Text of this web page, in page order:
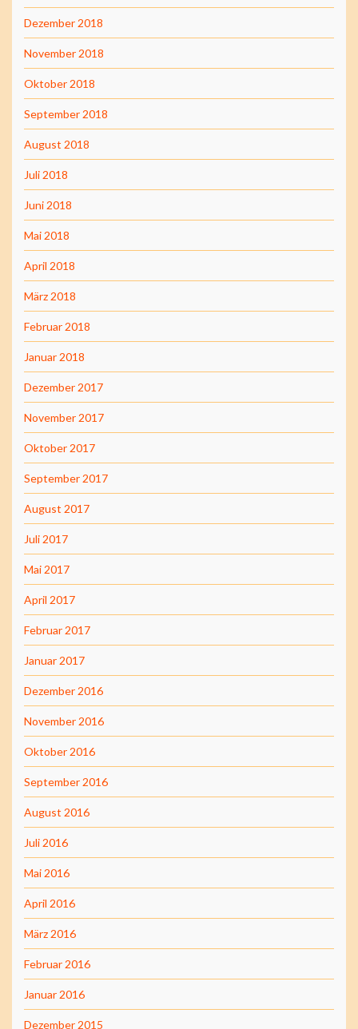
Dezember 2018
November 2018
Oktober 2018
September 2018
August 2018
Juli 2018
Juni 2018
Mai 2018
April 2018
März 2018
Februar 2018
Januar 2018
Dezember 2017
November 2017
Oktober 2017
September 2017
August 2017
Juli 2017
Mai 2017
April 2017
Februar 2017
Januar 2017
Dezember 2016
November 2016
Oktober 2016
September 2016
August 2016
Juli 2016
Mai 2016
April 2016
März 2016
Februar 2016
Januar 2016
Dezember 2015